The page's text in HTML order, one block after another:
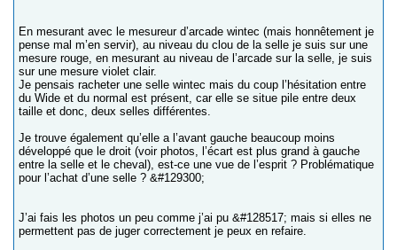
En mesurant avec le mesureur d’arcade wintec (mais honnêtement je
pense mal m’en servir), au niveau du clou de la selle je suis sur une
mesure rouge, en mesurant au niveau de l’arcade sur la selle, je suis
sur une mesure violet clair.
Je pensais racheter une selle wintec mais du coup l’hésitation entre
du Wide et du normal est présent, car elle se situe pile entre deux
taille et donc, deux selles différentes.
Je trouve également qu’elle a l’avant gauche beaucoup moins
développé que le droit (voir photos, l’écart est plus grand à gauche
entre la selle et le cheval), est-ce une vue de l’esprit ? Problématique
pour l’achat d’une selle ? &#129300;
J’ai fais les photos un peu comme j’ai pu &#128517; mais si elles ne
permettent pas de juger correctement je peux en refaire.